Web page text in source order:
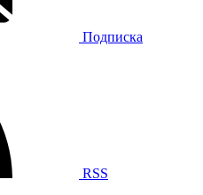
Подписка
RSS